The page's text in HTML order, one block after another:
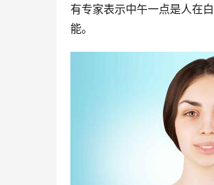
有专家表示中午一点是人在
能。